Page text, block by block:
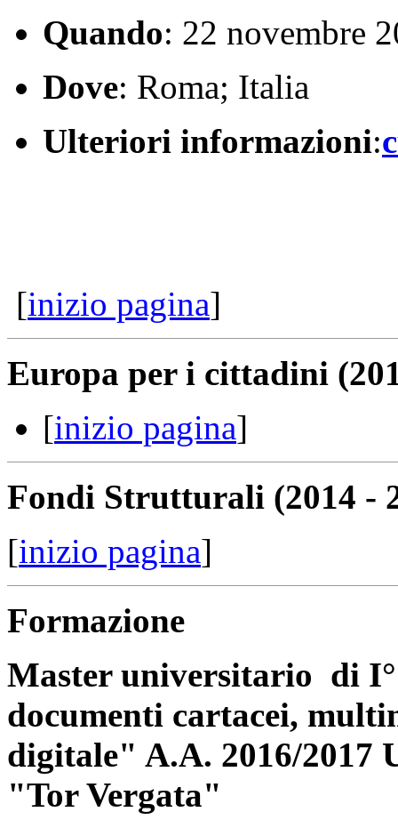
Quando: 22 novembre
Dove: Roma; Italia
Ulteriori informazioni:
[inizio pagina]
Europa per i cittadini
[inizio pagina]
Fondi Strutturali (2014 -
[inizio pagina]
Formazione
Master universitario di
documenti cartacei,
digitale" A.A. 2016/2017
"Tor Vergata"